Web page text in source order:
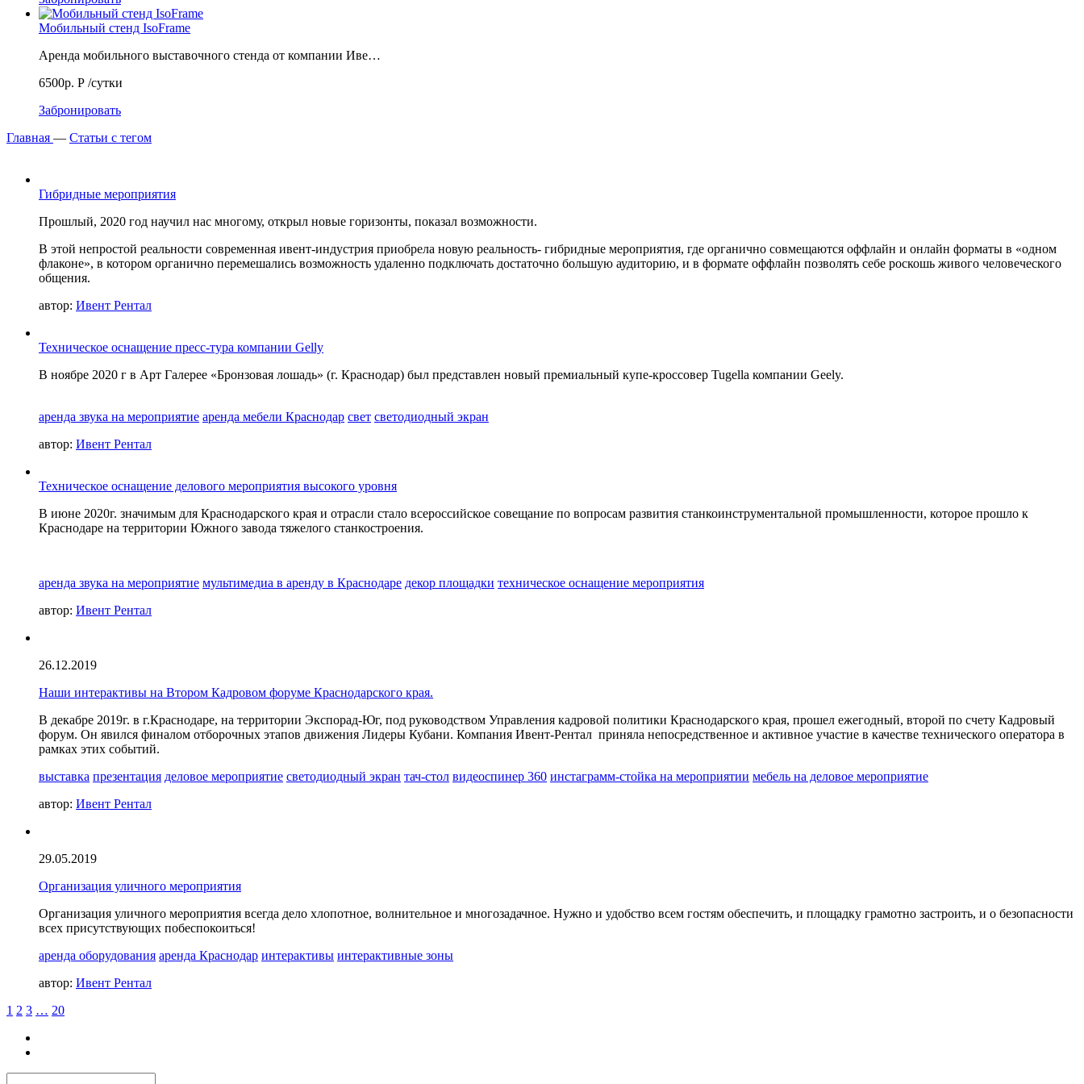
Мобильный стенд IsoFrame
Аренда мобильного выставочного стенда от компании Иве…
6500р. Р /сутки
Забронировать
Главная — Статьи с тегом
Гибридные мероприятия
Прошлый, 2020 год научил нас многому, открыл новые горизонты, показал возможности.
В этой непростой реальности современная ивент-индустрия приобрела новую реальность- гибридные мероприятия, где органично совмещаются оффлайн и онлайн форматы в «одном
флаконе», в котором органично перемешались возможность удаленно подключать достаточно большую аудиторию, и в формате оффлайн позволять себе роскошь живого человеческого
общения.
автор: Ивент Рентал
Техническое оснащение пресс-тура компании Gelly
В ноябре 2020 г в Арт Галерее «Бронзовая лошадь» (г. Краснодар) был представлен новый премиальный купе-кроссовер Tugella компании Geely.
аренда звука на мероприятие аренда мебели Краснодар свет светодиодный экран
автор: Ивент Рентал
Техническое оснащение делового мероприятия высокого уровня
В июне 2020г. значимым для Краснодарского края и отрасли стало всероссийское совещание по вопросам развития станкоинструментальной промышленности, которое прошло к
Краснодаре на территории Южного завода тяжелого станкостроения.
аренда звука на мероприятие мультимедиа в аренду в Краснодаре декор площадки техническое оснащение мероприятия
автор: Ивент Рентал
26.12.2019
Наши интерактивы на Втором Кадровом форуме Краснодарского края.
В декабре 2019г. в г.Краснодаре, на территории Экспорад-Юг, под руководством Управления кадровой политики Краснодарского края, прошел ежегодный, второй по счету Кадровый
форум. Он явился финалом отборочных этапов движения Лидеры Кубани. Компания Ивент-Рентал приняла непосредственное и активное участие в качестве технического оператора в
рамках этих событий.
выставка презентация деловое мероприятие светодиодный экран тач-стол видеоспинер 360 инстаграмм-стойка на мероприятии мебель на деловое мероприятие
автор: Ивент Рентал
29.05.2019
Организация уличного мероприятия
Организация уличного мероприятия всегда дело хлопотное, волнительное и многозадачное. Нужно и удобство всем гостям обеспечить, и площадку грамотно застроить, и о безопасности
всех присутствующих побеспокоиться!
аренда оборудования аренда Краснодар интерактивы интерактивные зоны
автор: Ивент Рентал
1 2 3 … 20